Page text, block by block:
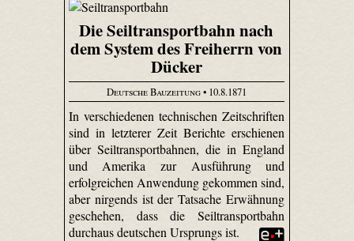
Die Seiltransportbahn nach
dem System des Freiherrn von
Dücker
Deutsche Bauzeitung• 10.8.1871
In verschiedenen technischen Zeitschriften
sind in letzterer Zeit Berichte erschienen
über Seiltransportbahnen, die in England
und Amerika zur Ausführung und
erfolgreichen Anwendung gekommen sind,
aber nirgends ist der Tatsache Erwähnung
geschehen, dass die Seiltransportbahn
durchaus deutschen Ursprungs ist.